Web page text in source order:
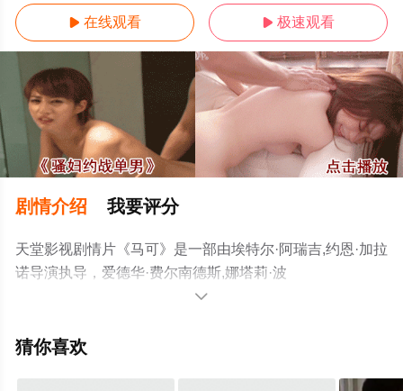
 在线观看  极速观看
剧情介绍 我要评分
天堂影视剧情片《马可》是一部由埃特尔·阿瑞吉,约恩·加拉
诺导演执导，爱德华·费尔南德斯,娜塔莉·波
萨,Daniela,Brown等演员精彩演绎的西班牙电影，手机免费
关信息可移步至豆瓣电影、电视猫或剧情网等平台了解。

猜你喜欢